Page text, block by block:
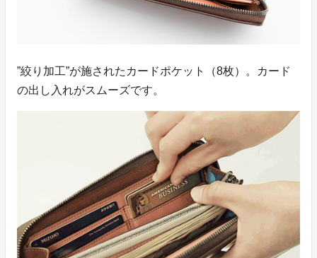
”絞り加工”が施されたカードポケット（8枚）。カード
の出し入れがスムーズです。